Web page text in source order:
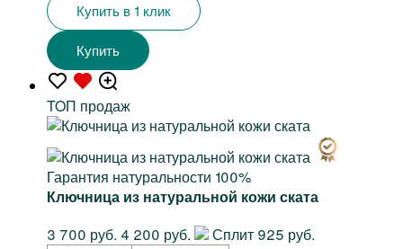
Купить в 1 клик
Купить
TOП продаж
Гарантия натуральности 100%
Ключница из натуральной кожи ската
3 700 руб. 4 200 руб.
Сплит 925 руб.